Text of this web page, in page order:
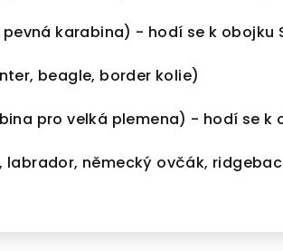
karabina) - hodí se k obojku
beagle, border kolie)
pro velká plemena) - hodí se k
německý ovčák,